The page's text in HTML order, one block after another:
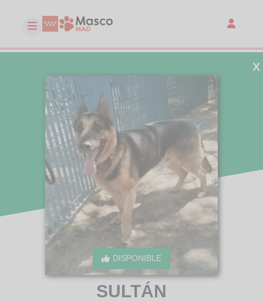
DISPONIBLE
X
SULTÁN